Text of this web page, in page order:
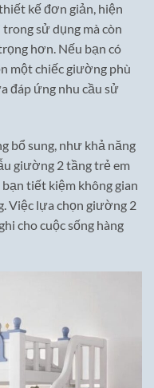
kế đơn giản, hiện
sử dụng mà còn
hơn. Nếu bạn có
một chiếc giường phù
đáp ứng nhu cầu sử
bổ sung, như khả năng
giường 2 tầng trẻ em
bạn tiết kiệm không gian
Việc lựa chọn giường 2
cho cuộc sống hàng